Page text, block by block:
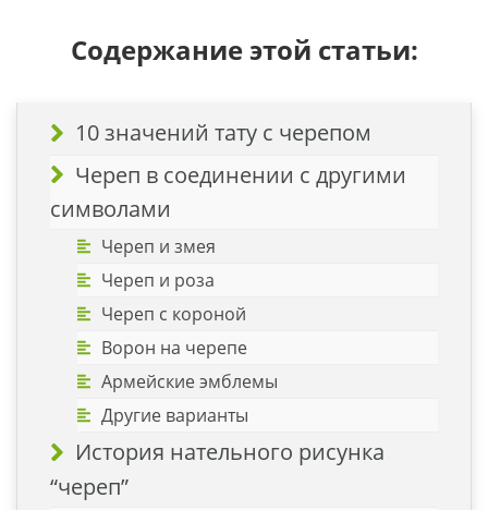
Содержание этой статьи:
10 значений тату с черепом
Череп в соединении с другими
символами
Череп и змея
Череп и роза
Череп с короной
Ворон на черепе
Армейские эмблемы
Другие варианты
История нательного рисунка
“череп”